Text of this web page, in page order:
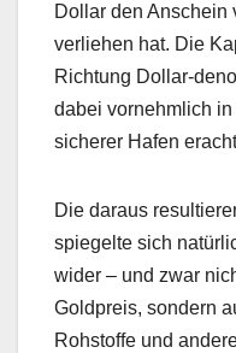
Dollar den Anschein
verliehen hat. Die
Richtung Dollar-
dabei vornehmlich
sicherer Hafen
Die daraus
spiegelte sich
wider – und zwar
Goldpreis, sondern
Rohstoffe und